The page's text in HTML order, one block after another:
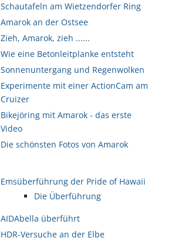
Schautafeln am Wietzendorfer Ring
Amarok an der Ostsee
Zieh, Amarok, zieh ......
Wie eine Betonleitplanke entsteht
Sonnenuntergang und Regenwolken
Experimente mit einer ActionCam am
Cruizer
Bikejöring mit Amarok - das erste
Video
Die schönsten Fotos von Amarok
Emsüberführung der Pride of Hawaii
Die Überführung
AIDAbella überführt
HDR-Versuche an der Elbe